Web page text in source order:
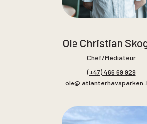
Ole Christian
Chef/Médiateur
(+47) 466 69 929
ole@ atlanterhavsparken